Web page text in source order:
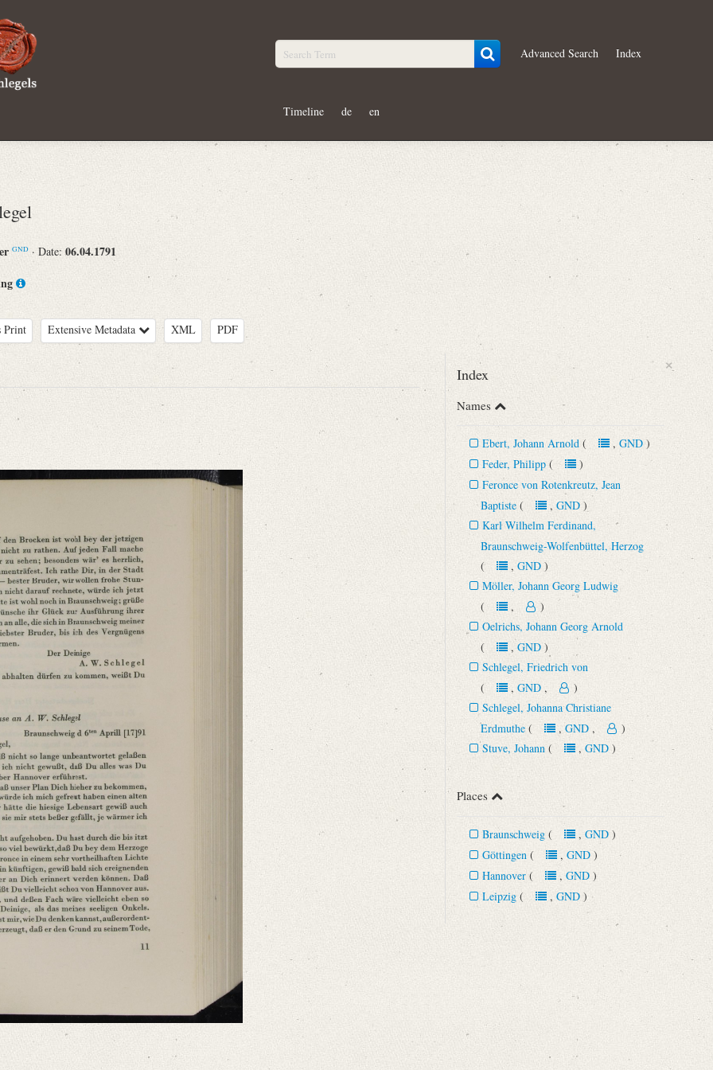
Advanced Search Index
Timeline de en
GND · Date: 06.04.1791
Print Extensive Metadata XML PDF
und erläutert durch Josef Körner. Bd. 1. Zürich u.a. 1930, S. 11‒12.
haben, als ich es gethan, [...]“
×
Index
Names
Ebert, Johann Arnold (, GND)
Feder, Philipp ()
Feronce von Rotenkreutz, Jean
Baptiste (, GND)
Karl Wilhelm Ferdinand,
Braunschweig-Wolfenbüttel, Herzog
(, GND)
Möller, Johann Georg Ludwig
(, )
Oelrichs, Johann Georg Arnold
(, GND)
Schlegel, Friedrich von
(, GND, )
Schlegel, Johanna Christiane
Erdmuthe (,GND, )
Stuve, Johann (, GND)
Places
Braunschweig (, GND)
Göttingen (, GND)
Hannover (, GND)
Leipzig (, GND)